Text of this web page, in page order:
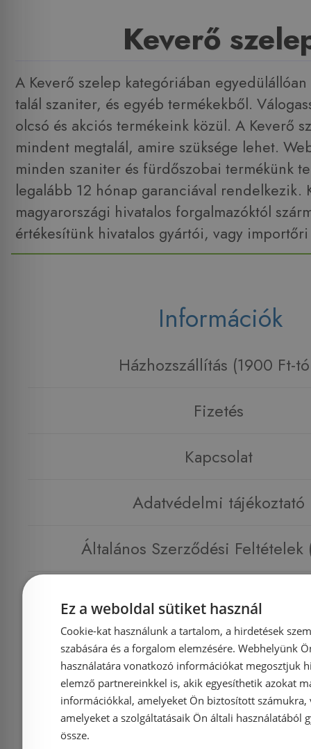
Keverő
A Keverő szelep kategóriában egyedülállóan
talál szaniter, és egyéb termékekből.
olcsó és akciós termékeink közül. A Keverő
mindent megtalál, amire szüksége lehet.
minden szaniter és fürdőszobai termékünk
legalább 12 hónap garanciával rendelkezik.
magyarországi hivatalos forgalmazóktól
értékesítünk hivatalos gyártói, vagy
Információk
Házhozszállítás (1900 Ft-
Fizetés
Kapcsolat
Adatvédelmi tájékoztató
Általános Szerződési Feltételek
Elérhetőségek
Cím:
1135 Budapest, Reitter
Ez a weboldal sütiket használ
Cookie-kat használunk a tartalom, a hirdetések
szabására és a forgalom elemzésére. Webhelyünk
használatára vonatkozó információkat megosztjuk
elemző partnereinkkel is, akik egyesíthetik azokat
információkkal, amelyeket Ön biztosított számukra,
amelyeket a szolgáltatásaik Ön általi használatából
össze.